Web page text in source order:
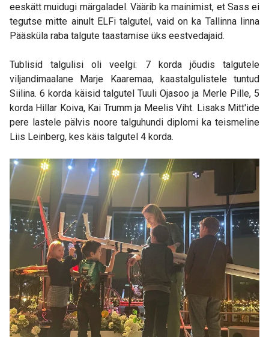
eeskätt muidugi märgaladel. Väärib ka mainimist, et Sass ei
tegutse mitte ainult ELFi talgutel, vaid on ka Tallinna linna
Pääsküla raba talgute taastamise üks eestvedajaid.
Tublisid talgulisi oli veelgi: 7 korda jõudis talgutele
viljandimaalane Marje Kaaremaa, kaastalgulistele tuntud
Siilina. 6 korda käisid talgutel Tuuli Ojasoo ja Merle Pille, 5
korda Hillar Koiva, Kai Trumm ja Meelis Viht. Lisaks Mitt'ide
pere lastele pälvis noore talguhundi diplomi ka teismeline
Liis Leinberg, kes käis talgutel 4 korda.